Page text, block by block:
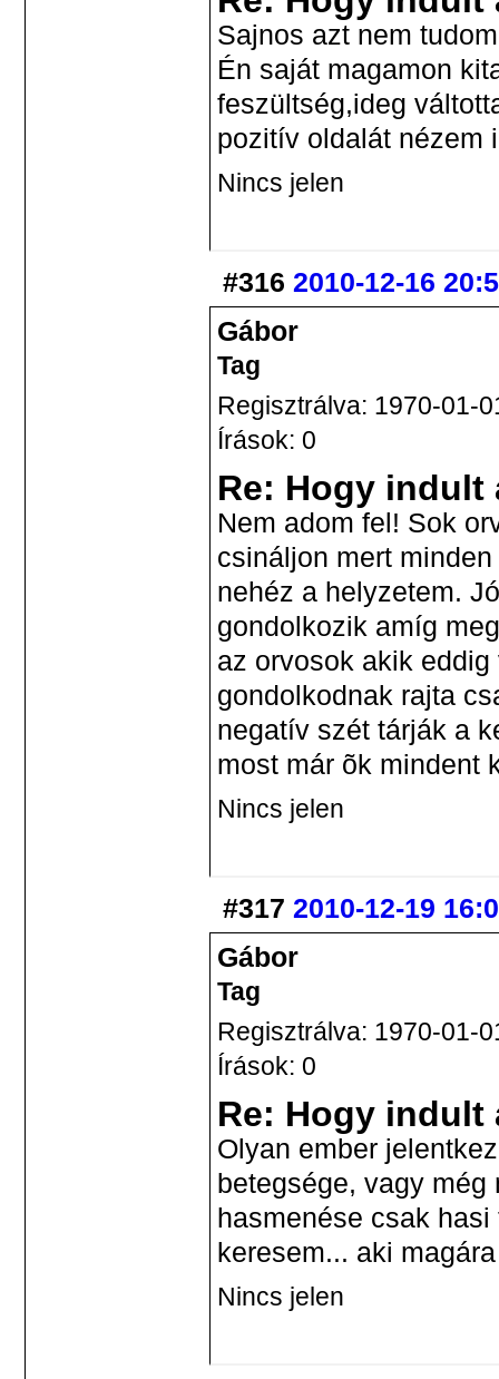
Sajnos azt nem
Én saját magamon
feszültség,ideg
pozitív oldalát nézem
Nincs jelen
#316 2010-12-16
Gábor
Tag
Regisztrálva: 1970-01-
Írások: 0
Re: Hogy indult
Nem adom fel! Sok
csináljon mert
nehéz a helyzetem.
gondolkozik amíg
az orvosok akik
gondolkodnak rajta
negatív szét tárják a
most már õk mindent
Nincs jelen
#317 2010-12-19
Gábor
Tag
Regisztrálva: 1970-01-
Írások: 0
Re: Hogy indult
Olyan ember
betegsége, vagy
hasmenése csak
keresem... aki
Nincs jelen